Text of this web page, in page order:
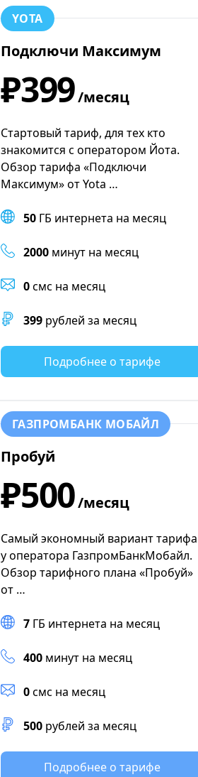
YOTA
Подключи Максимум
₽399/месяц
Стартовый тариф, для тех кто
знакомится с оператором Йота.
Обзор тарифа «Подключи
Максимум» от Yota …
50 ГБ интернета на месяц
2000 минут на месяц
0смс на месяц
399 рублей за месяц
Подробнее о тарифе
ГАЗПРОМБАНК МОБАЙЛ
Пробуй
₽500/месяц
Самый экономный вариант тарифа
у оператора ГазпромБанкМобайл.
Обзор тарифного плана «Пробуй»
от …
7 ГБ интернета на месяц
400 минут на месяц
0смс на месяц
500 рублей за месяц
Подробнее о тарифе